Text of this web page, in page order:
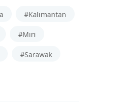
#Kalimantan
#Miri
#Sarawak